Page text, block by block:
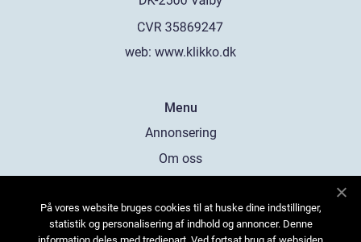
web: www.klikko.dk
Menu
Annonsering
Om oss
Kontakta oss
Sitemap
På vores website bruges cookies til at huske dine indstillinger,
statistik og personalisering af indhold og annoncer. Denne